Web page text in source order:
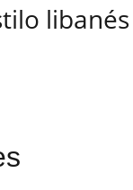
libanés